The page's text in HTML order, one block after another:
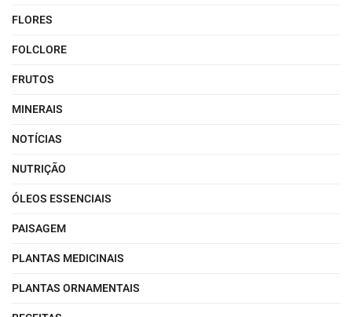
FLORES
FOLCLORE
FRUTOS
MINERAIS
NOTÍCIAS
NUTRIÇÃO
ÓLEOS ESSENCIAIS
PAISAGEM
PLANTAS MEDICINAIS
PLANTAS ORNAMENTAIS